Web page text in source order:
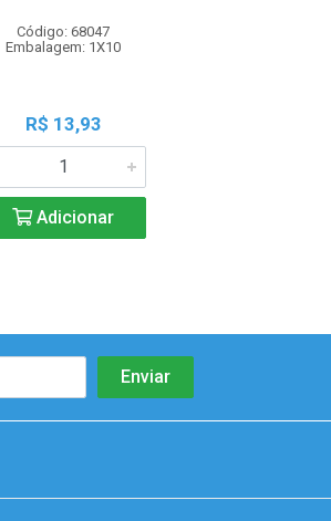
Código: 68047
Embalagem: 1X10
R$ 13,93
Adicionar